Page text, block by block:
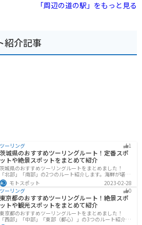
駅めぬまでは地元産の小麦を使用したうどんや、う
に関連するお土産も充実しています。 また、併設さ
ても最適です。 バイクで訪れる場合、道の駅
には広い駐車場が完備されているため安心です。
は、利根川沿いを走る快適な道路も多く、ツーリ
「周辺の道の駅」をもっと見る
紹介記事
ツーリング 1
茨城県のおすすめツーリングルート！定番スポ
ットや絶景スポットをまとめて紹介
茨城県のおすすめツーリングルートをまとめました！
「北部」「南部」の2つのルート紹介します。海鮮が堪能
できる港や梅の景勝地、自然豊かな山々があるのでツー
リングにもってこいです。バイクで茨城県にツーリング
に行く際は参考にしてください。
モトスポット
2023-02-28
ツーリング
0
東京都のおすすめツーリングルート！絶景スポ
ットや観光スポットをまとめて紹介
東京都のおすすめツーリングルートをまとめました！
「西部」「中部」「東部（都心）」の3つのルート紹介し